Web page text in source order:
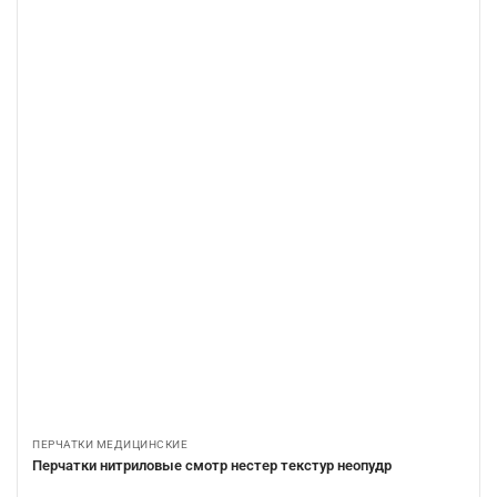
ПЕРЧАТКИ МЕДИЦИНСКИЕ
Перчатки нитриловые смотр нестер текстур неопудр